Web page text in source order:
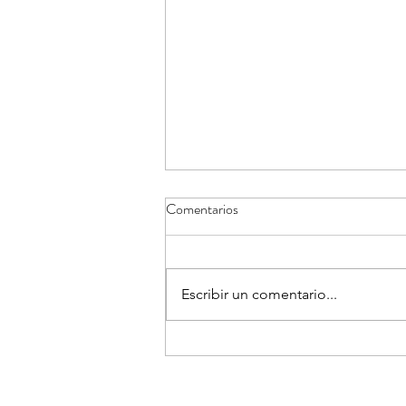
Cobertura sobre la epidemia de
Comentarios
Escribir un comentario...